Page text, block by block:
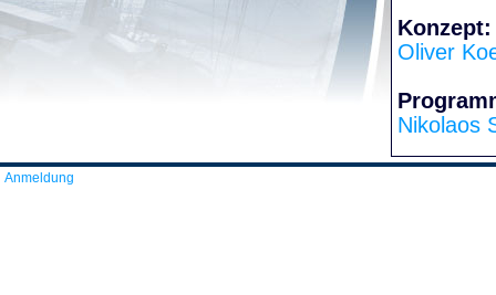
Konzept:
Oliver
Nikolaos
Anmeldung